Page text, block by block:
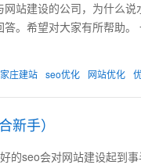
站建设的公司，为什么
。希望对大家有所帮助
庄建站 seo优化 网站优化
新手）
的seo会对网站建设起到